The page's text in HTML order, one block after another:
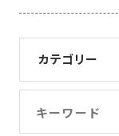
カテゴリー